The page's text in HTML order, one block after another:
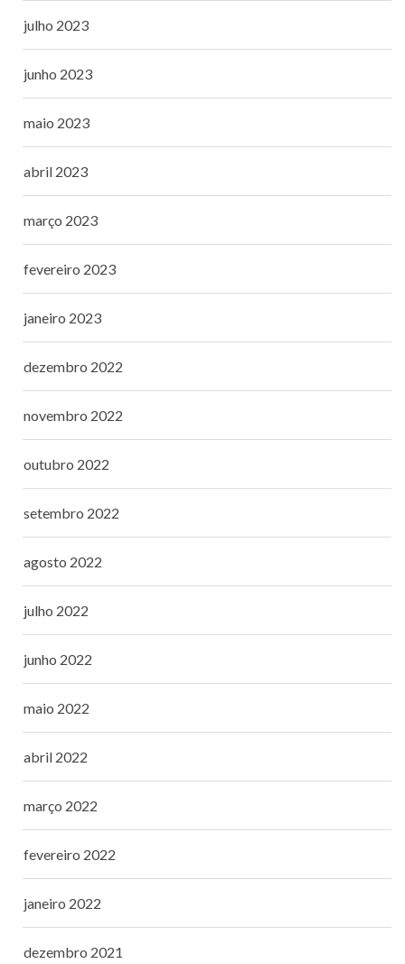
julho 2023
junho 2023
maio 2023
abril 2023
março 2023
fevereiro 2023
janeiro 2023
dezembro 2022
novembro 2022
outubro 2022
setembro 2022
agosto 2022
julho 2022
junho 2022
maio 2022
abril 2022
março 2022
fevereiro 2022
janeiro 2022
dezembro 2021